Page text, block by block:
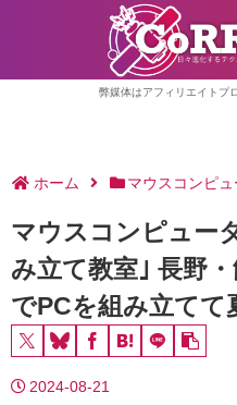
弊媒体はアフィリエイトプ
ホーム マウスコンピュ
マウスコンピュー
み立て教室｣ 長野
でPCを組み立てて
2024-08-21